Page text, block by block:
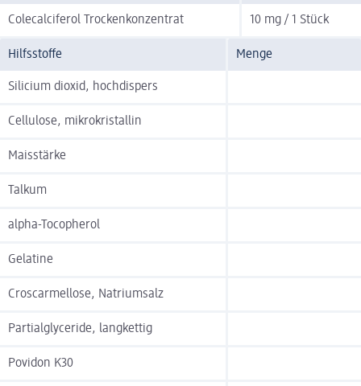
Colecalciferol Trockenkonzentrat 10 mg / 1 Stück
Hilfsstoffe Menge
Silicium dioxid, hochdispers
Cellulose, mikrokristallin
Maisstärke
Talkum
alpha-Tocopherol
Gelatine
Croscarmellose, Natriumsalz
Partialglyceride, langkettig
Povidon K30